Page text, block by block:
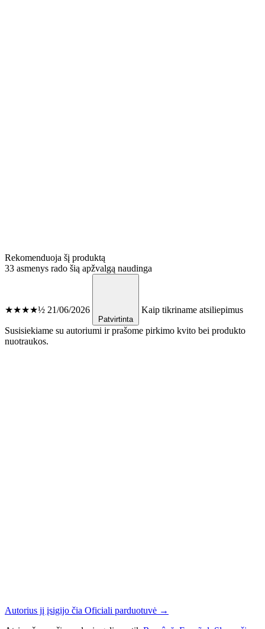
Rekomenduoja šį produktą
33 asmenys rado šią apžvalgą naudinga
★★★★½ 21/06/2026
Patvirtinta
Kaip tikriname atsiliepimus
Susisiekiame su autoriumi ir prašome pirkimo kvito bei produkto
nuotraukos.
Autorius jį įsigijo čia Oficiali parduotuvė →